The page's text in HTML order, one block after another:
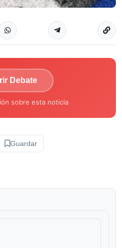
Debate
sobre esta noticia
Guardar